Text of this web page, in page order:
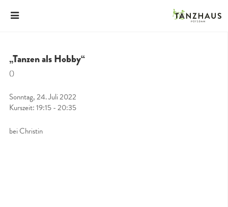
„Tanzen als Hobby“
()
Sonntag, 24. Juli 2022
Kurszeit: 19:15 - 20:35
bei Christin